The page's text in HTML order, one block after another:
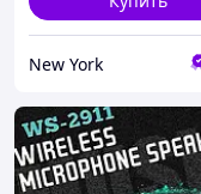
New York